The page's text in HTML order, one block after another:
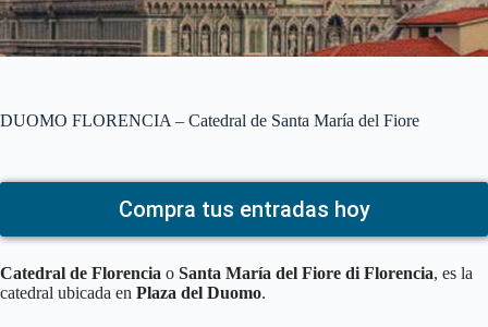
DUOMO FLORENCIA – Catedral de Santa María del Fiore
Compra tus entradas hoy
Catedral de Florencia o Santa María del Fiore di Florencia, es la
catedral ubicada en Plaza del Duomo.